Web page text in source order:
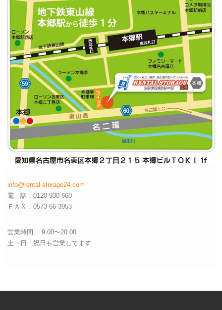
info@rental-storage24.com
電 話：0120-930-660
ＦＡＸ：0573-66-3953
営業時間 9:00〜20:00
土・日・祝日も営業してます